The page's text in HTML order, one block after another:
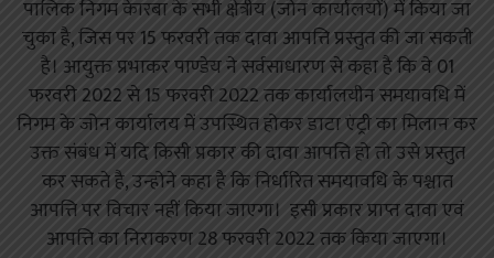
पालिक निगम केारबा के सभी क्षेत्रीय (जोन कार्यालयों) में किया जा
चुका है, जिस पर 15 फरवरी तक दावा आपत्ति प्रस्तुत की जा सकती
है। आयुक्त प्रभाकर पाण्डेय ने सर्वसाधारण से कहा है कि वे 01
फरवरी 2022 से 15 फरवरी 2022 तक कार्यालयीन समयावधि में
निगम के जोन कार्यालय में उपस्थित होकर डाटा एंट्री का मिलान कर
उक्त संबंध में यदि किसी प्रकार की दावा आपत्ति हो तो उसे प्रस्तुत
कर सकते है, उन्होने कहा है कि निर्धारित समयावधि के पश्चात
आपत्ति पर विचार नहीं किया जाएगा। इसी प्रकार प्राप्त दावा एवं
आपत्ति का निराकरण 28 फरवरी 2022 तक किया जाएगा।